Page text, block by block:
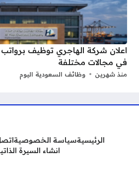
في مجالات مختلفة
منذ شهرين وظائف السعودية اليوم
الرئيسيةسياسة الخصوصية
انشاء السيرة